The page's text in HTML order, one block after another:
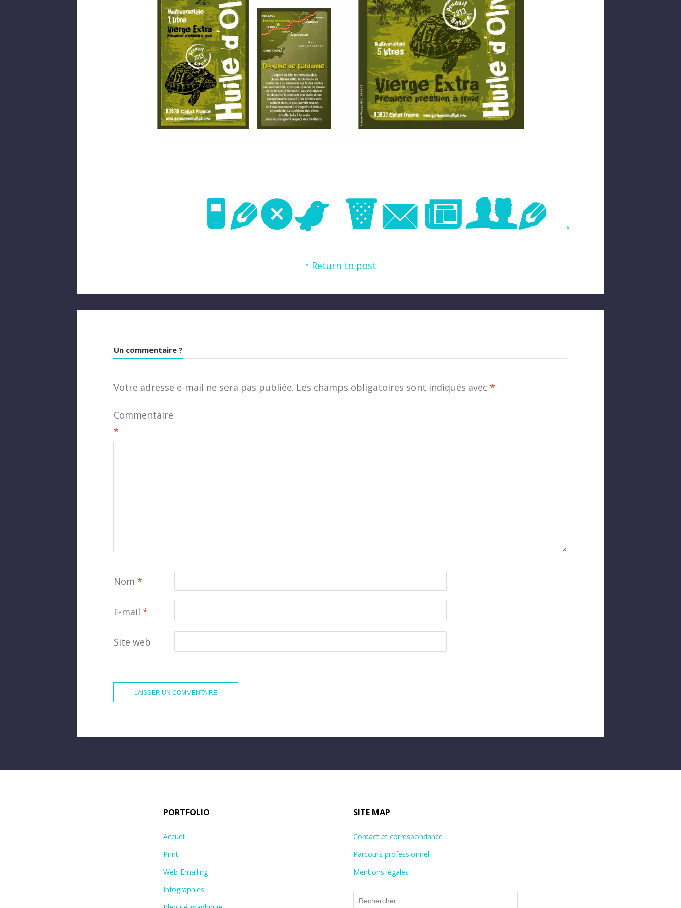
Next Image →
↑ Return to post
Un commentaire ?
Votre adresse e-mail ne sera pas publiée. Les champs obligatoires sont indiqués avec *
Commentaire
*
Nom *
E-mail *
Site web
PORTFOLIO
Accueil
Print
Web-Emailing
Infographies
SITE MAP
Contact et correspondance
Parcours professionnel
Mentions légales
Rechercher :